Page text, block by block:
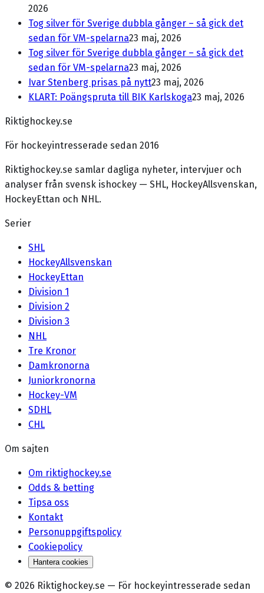
2026
Tog silver för Sverige dubbla gånger – så gick det
sedan för VM-spelarna23 maj, 2026
Tog silver för Sverige dubbla gånger – så gick det
sedan för VM-spelarna23 maj, 2026
Ivar Stenberg prisas på nytt23 maj, 2026
KLART: Poängspruta till BIK Karlskoga23 maj, 2026
Riktighockey.se
För hockeyintresserade sedan 2016
Riktighockey.se samlar dagliga nyheter, intervjuer och
analyser från svensk ishockey — SHL, HockeyAllsvenskan,
HockeyEttan och NHL.
Serier
SHL
HockeyAllsvenskan
HockeyEttan
Division 1
Division 2
Division 3
NHL
Tre Kronor
Damkronorna
Juniorkronorna
Hockey-VM
SDHL
CHL
Om sajten
Om riktighockey.se
Odds & betting
Tipsa oss
Kontakt
Personuppgiftspolicy
Cookiepolicy
Hantera cookies
© 2026 Riktighockey.se — För hockeyintresserade sedan